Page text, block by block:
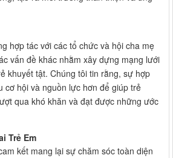
hợp tác với các tổ chức và hội cha mẹ
vấn đề khác nhằm xây dựng mạng lưới
khuyết tật. Chúng tôi tin rằng, sự hợp
cơ hội và nguồn lực hơn để giúp trẻ
qua khó khăn và đạt được những ước
Trẻ Em
kết mang lại sự chăm sóc toàn diện